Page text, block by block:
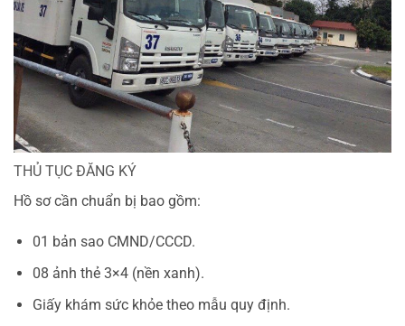
THỦ TỤC ĐĂNG KÝ
Hồ sơ cần chuẩn bị bao gồm:
01 bản sao CMND/CCCD.
08 ảnh thẻ 3×4 (nền xanh).
Giấy khám sức khỏe theo mẫu quy định.